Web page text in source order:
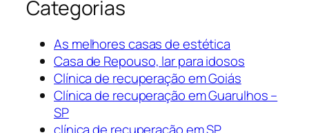
Categorias
As melhores casas de estética
Casa de Repouso, lar para idosos
Clínica de recuperação em Goiás
Clínica de recuperação em Guarulhos –
SP
clínica de recuperação em SP